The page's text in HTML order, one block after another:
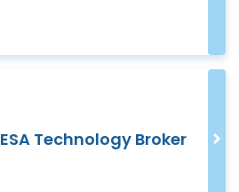
ESA Technology Broker